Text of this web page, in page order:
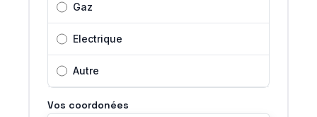
Gaz
Electrique
Autre
Vos coordonées